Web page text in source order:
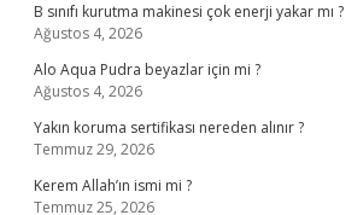
B sınıfı kurutma makinesi çok enerji yakar mı ?
Ağustos 4, 2026
Alo Aqua Pudra beyazlar için mi ?
Ağustos 4, 2026
Yakın koruma sertifikası nereden alınır ?
Temmuz 29, 2026
Kerem Allah’ın ismi mi ?
Temmuz 25, 2026